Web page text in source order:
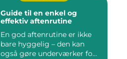
Guide til en enkel og
effektiv aftenrutine
En god aftenrutine er ikke
bare hyggelig – den kan
også gøre underværker fo...